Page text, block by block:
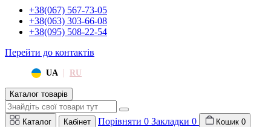
+38(067) 567-73-05
+38(063) 303-66-08
+38(095) 508-22-54
Перейти до контактів
UA | RU
Каталог товарів
Каталог Кабінет Порівняти 0 Закладки 0 Кошик 0